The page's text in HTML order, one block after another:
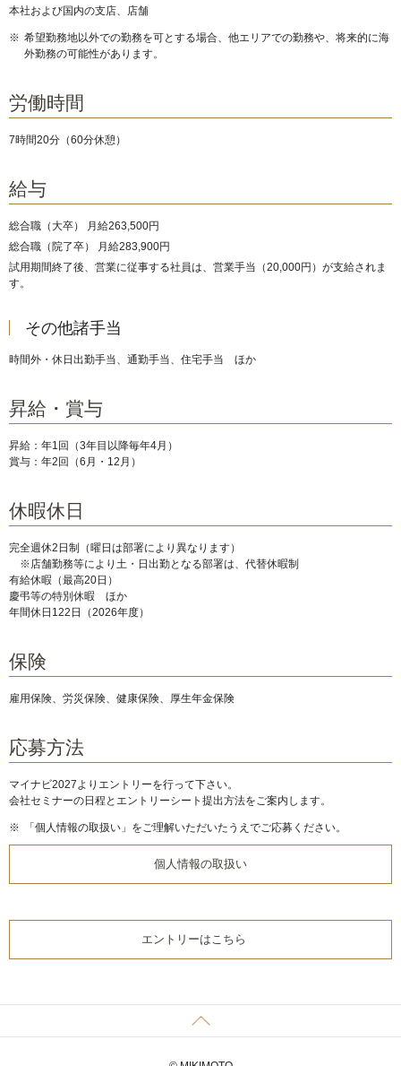
本社および国内の支店、店舗
※ 希望勤務地以外での勤務を可とする場合、他エリアでの勤務や、将来的に海
外勤務の可能性があります。
労働時間
7時間20分（60分休憩）
給与
総合職（大卒） 月給263,500円
総合職（院了卒） 月給283,900円
試用期間終了後、営業に従事する社員は、営業手当（20,000円）が支給されま
す。
その他諸手当
時間外・休日出勤手当、通勤手当、住宅手当 ほか
昇給・賞与
昇給：年1回（3年目以降毎年4月）
賞与：年2回（6月・12月）
休暇休日
完全週休2日制（曜日は部署により異なります）
※店舗勤務等により土・日出勤となる部署は、代替休暇制
有給休暇（最高20日）
慶弔等の特別休暇 ほか
年間休日122日（2026年度）
保険
雇用保険、労災保険、健康保険、厚生年金保険
応募方法
マイナビ2027よりエントリーを行って下さい。
会社セミナーの日程とエントリーシート提出方法をご案内します。
※ 「個人情報の取扱い」をご理解いただいたうえでご応募ください。
個人情報の取扱い
エントリーはこちら